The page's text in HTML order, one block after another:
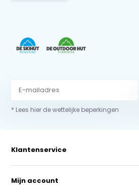
* Lees hier de wettelijke beperkingen
Klantenservice
Mijn account